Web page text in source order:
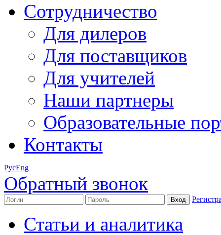
Сотрудничество
Для дилеров
Для поставщиков
Для учителей
Наши партнеры
Образовательные
Контакты
РусEng
Обратный звонок
Статьи и аналитика